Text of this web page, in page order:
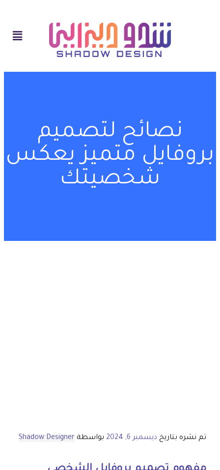
نصائح لتصميم
بروفايل متميز يعكس
شخصيتك
تم نشره بتاريخ ديسمبر 6, 2024 بواسطة Shadow Designer